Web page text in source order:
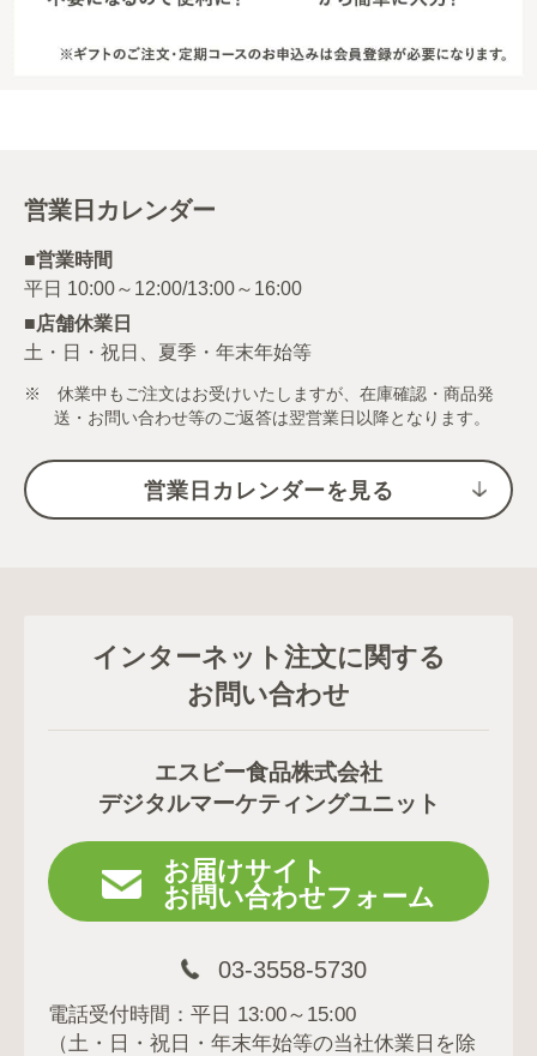
営業日カレンダー
■営業時間
■店舗休業日
土・日・祝日、夏季・年末年始等
※ 休業中もご注文はお受けいたしますが、在庫確認・商品発
送・お問い合わせ等のご返答は翌営業日以降となります。
営業日カレンダーを見る
インターネット注文に関する
お問い合わせ
エスビー食品株式会社
デジタルマーケティングユニット
お届けサイト
お問い合わせフォーム
03-3558-5730
電話受付時間：平日 13:00～15:00
（土・日・祝日・年末年始等の当社休業日を除